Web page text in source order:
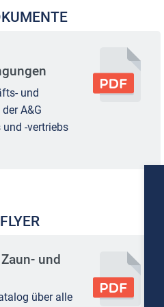
und
A&G
-vertriebs
und
über alle